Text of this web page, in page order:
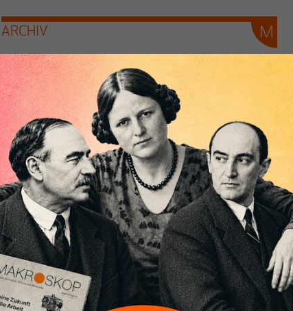
ARCHIV
Keine Kredite an Unternehmen und
Privatpersonen – die deutsche
Wirtschaft läuft nur mit
Außenbordmotor
VonHeiner Flassbeck
WELTWIRTSCHAFT
Heiner Flassbeck im Interview mit
Tom Aslan
VonHeiner Flassbeck